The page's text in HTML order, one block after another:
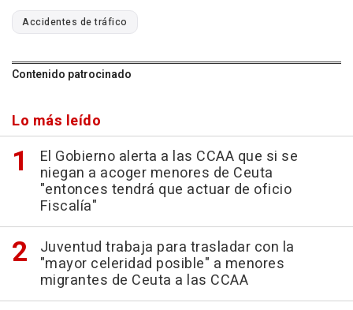
Accidentes de tráfico
Contenido patrocinado
Lo más leído
El Gobierno alerta a las CCAA que si se
niegan a acoger menores de Ceuta
"entonces tendrá que actuar de oficio
Fiscalía"
Juventud trabaja para trasladar con la
"mayor celeridad posible" a menores
migrantes de Ceuta a las CCAA